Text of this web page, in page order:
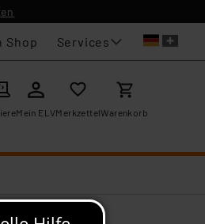
Shop Services
Mein ELVMerkzettelWarenkorb